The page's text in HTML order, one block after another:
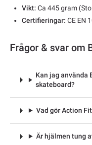
Vikt: Ca 445 gram
Certifieringar: CE EN
Frågor & svar om
Kan jag använda
skateboard?
Vad gör Action
Är hjälmen tung